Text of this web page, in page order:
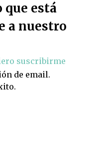
que está
a nuestro
suscribirme
de email.